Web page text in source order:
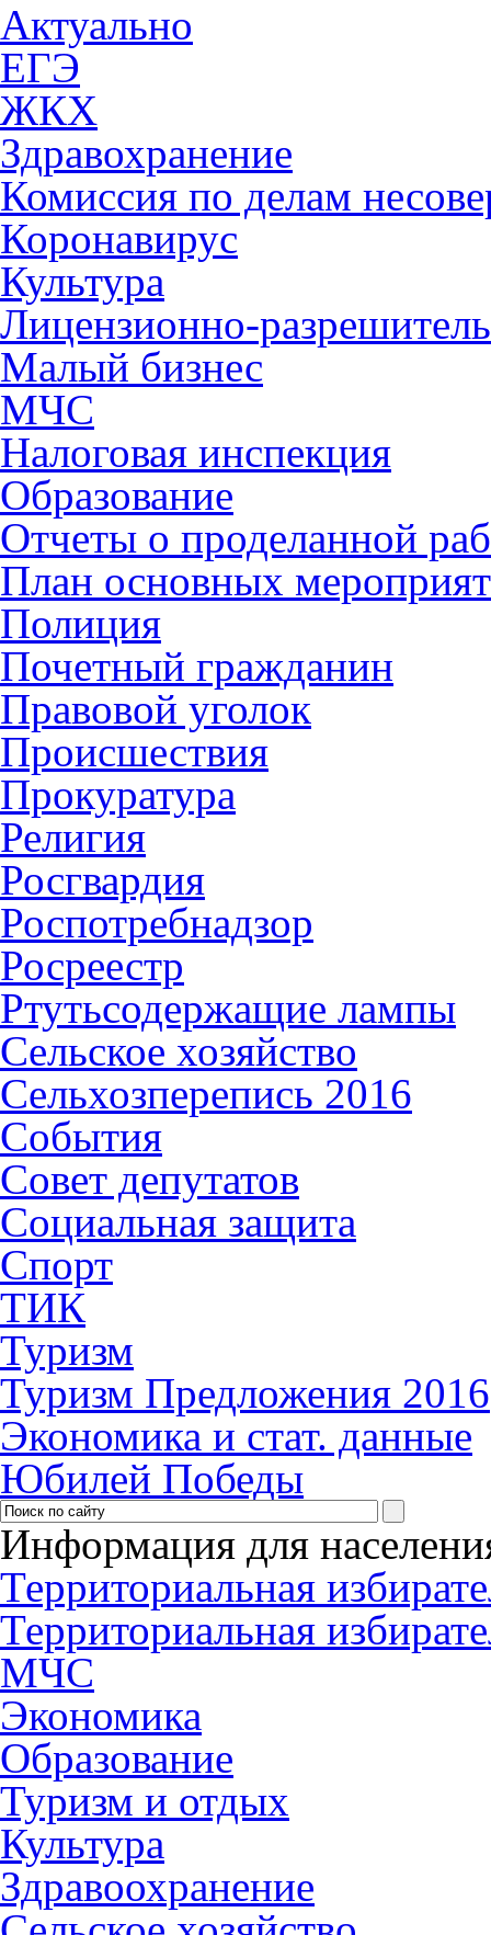
Актуально
ЕГЭ
ЖКХ
Здравохранение
Комиссия по делам
Коронавирус
Культура
Лицензионно-
Малый бизнес
МЧС
Налоговая инспекция
Образование
Отчеты о проделанной
План основных
Полиция
Почетный гражданин
Правовой уголок
Происшествия
Прокуратура
Религия
Росгвардия
Роспотребнадзор
Росреестр
Ртутьсодержащие лампы
Сельское хозяйство
Сельхозперепись 2016
События
Совет депутатов
Социальная защита
Спорт
ТИК
Туризм
Туризм Предложения 2016
Экономика и стат. данные
Юбилей Победы
Информация для
Территориальная
Территориальная
МЧС
Экономика
Образование
Туризм и отдых
Культура
Здравоохранение